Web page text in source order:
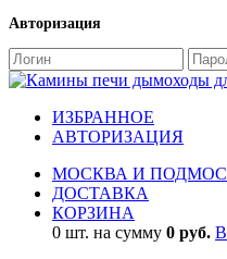
Авторизация
ИЗБРАННОЕ
АВТОРИЗАЦИЯ
МОСКВА И
ДОСТАВКА
КОРЗИНА
0 шт. на сумму 0 руб.